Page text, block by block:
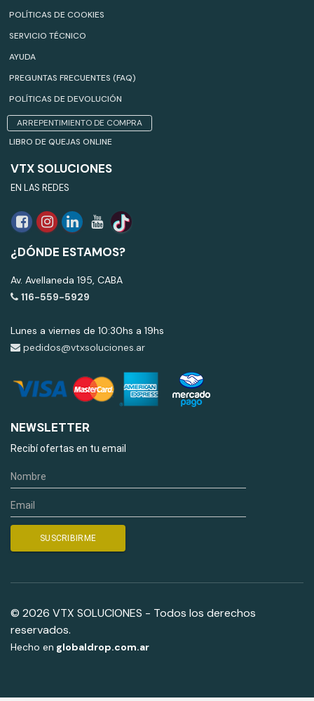
POLÍTICAS DE COOKIES
SERVICIO TÉCNICO
AYUDA
PREGUNTAS FRECUENTES (FAQ)
POLÍTICAS DE DEVOLUCIÓN
ARREPENTIMIENTO DE COMPRA
LIBRO DE QUEJAS ONLINE
VTX SOLUCIONES
EN LAS REDES
¿DÓNDE ESTAMOS?
Av. Avellaneda 195, CABA
116-559-5929
Lunes a viernes de 10:30hs a 19hs
pedidos@vtxsoluciones.ar
NEWSLETTER
Recibí ofertas en tu email
© 2026 VTX SOLUCIONES - Todos los derechos
reservados.
Hecho en globaldrop.com.ar